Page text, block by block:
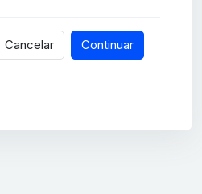
Cancelar Continuar